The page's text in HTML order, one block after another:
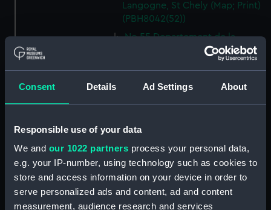
Consent Details Ad Settings About
Responsible use of your data
We and our 1022 partners process your personal data,
e.g. your IP-number, using technology such as cookies to
store and access information on your device in order to
serve personalized ads and content, ad and content
measurement, audience research and services
Langogne, St Chely (Map; Print)
(PBH8042(52))
No.55 Departement de la
Lozere, et de l'Aveiron: Districts
de St Genies, Maruegals,
Severac (Map; Print)
(PBH8042(53))
l'Aveiron, et du Gard: Districts
de Milhau, Vigan, St Affrique
(Map; Print) (PBH8042(54))
No.57 Departement de
l'Herault: Districts de Lodeve,
Bezier, St Pons (Map; Print)